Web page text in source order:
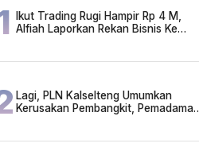
Ikut Trading Rugi Hampir Rp 4 M,
Alfiah Laporkan Rekan Bisnis Ke
Lagi, PLN Kalselteng Umumkan
Kerusakan Pembangkit, Pemadaman